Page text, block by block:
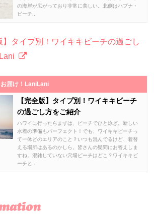
の海岸が広がっており非常に美しい。北側はハプナ・
ビーチ...
】タイプ別！ワイキキビーチの過ごし
届け！LaniLani
【完全版】タイプ別！ワイキキビーチ
の過ごし方をご紹介
ハワイに行ったらまずは、ビーチでひと泳ぎ。新しい
水着の準備もパーフェクト！でも、ワイキキビーチっ
て一体どのエリアのこと？いつも混んでるけど、着替
える場所はあるのかしら。皆さんの疑問にお答えしま
すね。混雑していない穴場ビーチはどこ？ワイキキビ
ーチと...